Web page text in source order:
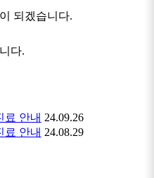
이 되겠습니다.
다.
료 안내 24.09.26
료 안내 24.08.29